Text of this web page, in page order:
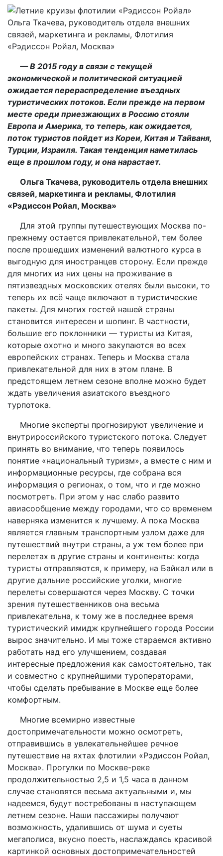
Ольга Ткачева, руководитель отдела внешних
связей, маркетинга и рекламы, Флотилия
«Рэдиссон Ройал, Москва»
— В 2015 году в связи с текущей
экономической и политической ситуацией
ожидается перераспределение въездных
туристических потоков. Если прежде на первом
месте среди приезжающих в Россию стояли
Европа и Америка, то теперь, как ожидается,
поток туристов пойдет из Кореи, Китая и Тайваня,
Турции, Израиля. Такая тенденция наметилась
еще в прошлом году, и она нарастает.
Ольга Ткачева, руководитель отдела внешних
связей, маркетинга и рекламы, Флотилия
«Рэдиссон Ройал, Москва»
Для этой группы путешествующих Москва по-
прежнему остается привлекательной, тем более
после прошедших изменений валютного курса в
выгодную для иностранцев сторону. Если прежде
для многих из них цены на проживание в
пятизвездных московских отелях были высоки, то
теперь их всё чаще включают в туристические
пакеты. Для многих гостей нашей страны
становится интересен и шопинг. В частности,
большие его поклонники — туристы из Китая,
которые охотно и много закупаются во всех
европейских странах. Теперь и Москва стала
привлекательной для них в этом плане. В
предстоящем летнем сезоне вполне можно будет
ждать увеличения азиатского въездного
турпотока.
Многие эксперты прогнозируют увеличение и
внутрироссийского туристского потока. Следует
принять во внимание, что теперь появилось
понятие «национальный туризм», а вместе с ним и
информационные ресурсы, где собрана вся
информация о регионах, о том, что и где можно
посмотреть. При этом у нас слабо развито
авиасообщение между городами, что со временем
наверняка изменится к лучшему. А пока Москва
является главным транспортным узлом даже для
путешествий внутри страны, а уж тем более при
перелетах в другие страны и континенты: когда
туристы отправляются, к примеру, на Байкал или в
другие дальние российские уголки, многие
перелеты совершаются через Москву. С точки
зрения путешественников она весьма
привлекательна, к тому же в последнее время
туристический имидж крупнейшего города России
вырос значительно. И мы тоже стараемся активно
работать над его улучшением, создавая
интересные предложения как самостоятельно, так
и совместно с крупнейшими туроператорами,
чтобы сделать пребывание в Москве еще более
комфортным.
Многие всемирно известные
достопримечательности можно осмотреть,
отправившись в увлекательнейшее речное
путешествие на яхтах флотилии «Рэдиссон Ройал,
Москва». Прогулки по Москве-реке
продолжительностью 2,5 и 1,5 часа в данном
случае становятся весьма актуальными и, мы
надеемся, будут востребованы в наступающем
летнем сезоне. Наши пассажиры получают
возможность, удалившись от шума и суеты
мегаполиса, вкусно поесть, наслаждаясь красивой
картинкой основных достопримечательностей